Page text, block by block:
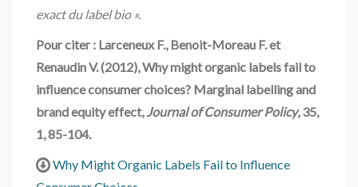
exact du label bio ».
Pour citer : Larceneux F., Benoit-Moreau F. et
Renaudin V. (2012), Why might organic labels fail to
influence consumer choices? Marginal labelling and
brand equity effect, Journal of Consumer Policy, 35,
1, 85-104.
Why Might Organic Labels Fail to Influence